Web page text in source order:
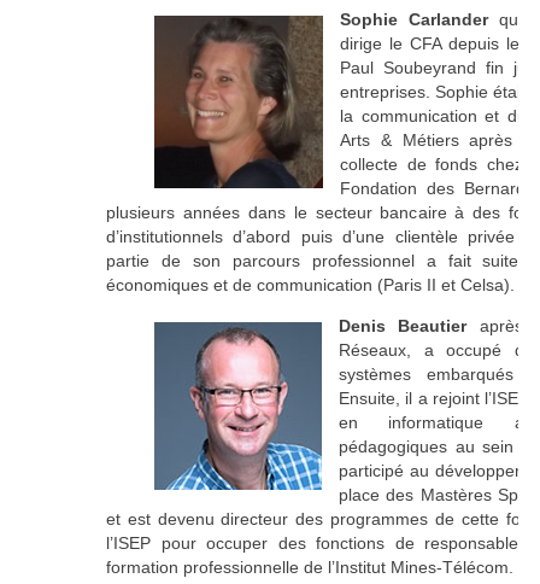
Sophie Carlanderqui a
dirige le CFA depuis le
Paul Soubeyrand fin
entreprises. Sophie était
la communication et du
Arts & Métiers après
collecte de fonds chez
Fondation des
plusieurs années dans le secteur bancaire à des
d’institutionnels d’abord puis d’une clientèle privée
partie de son parcours professionnel a fait suite
économiques et de communication (Paris II et Celsa).
Denis Beautieraprès
Réseaux, a occupé
systèmes embarqués
Ensuite, il a rejoint
en informatique
pédagogiques au sein
participé au
place des Mastères
et est devenu directeur des programmes de cette
l’ISEP pour occuper des fonctions de responsable
formation professionnelle de l’Institut Mines-Télécom.